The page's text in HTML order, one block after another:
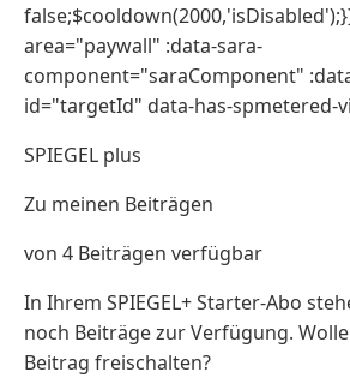
area="paywall" :data-sara-
component="saraComponent"
id="targetId" data-has-spmetered-
SPIEGEL plus
Zu meinen Beiträgen
von 4 Beiträgen verfügbar
In Ihrem SPIEGEL+ Starter-Abo
noch Beiträge zur Verfügung.
Beitrag freischalten?